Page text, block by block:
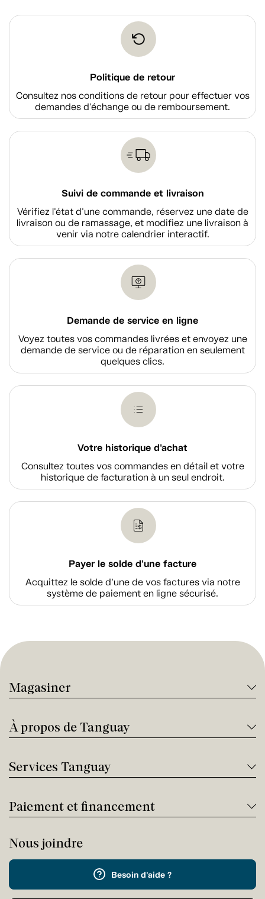
Politique de retour
Consultez nos conditions de retour pour effectuer vos
demandes d'échange ou de remboursement.
Suivi de commande et livraison
Vérifiez l'état d'une commande, réservez une date de
livraison ou de ramassage, et modifiez une livraison à
venir via notre calendrier interactif.
Demande de service en ligne
Voyez toutes vos commandes livrées et envoyez une
demande de service ou de réparation en seulement
quelques clics.
Votre historique d'achat
Consultez toutes vos commandes en détail et votre
historique de facturation à un seul endroit.
Payer le solde d'une facture
Acquittez le solde d’une de vos factures via notre
système de paiement en ligne sécurisé.
Magasiner
À propos de Tanguay
Services Tanguay
Paiement et financement
Nous joindre
Besoin d'aide ?